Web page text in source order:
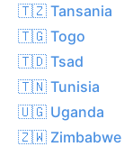
🇹🇿 Tansania
🇹🇬 Togo
🇹🇩 Tsad
🇹🇳 Tunisia
🇺🇬 Uganda
🇿🇼 Zimbabwe